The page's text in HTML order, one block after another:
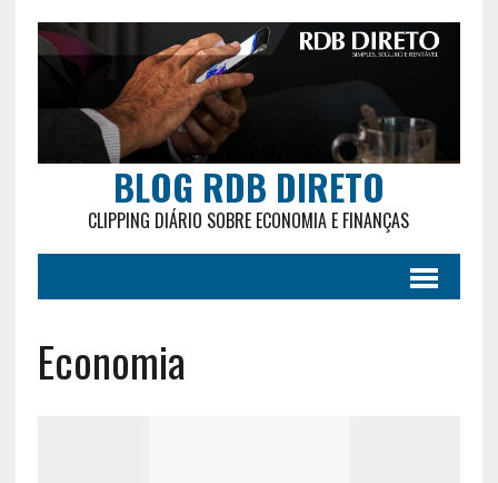
BLOG RDB DIRETO
CLIPPING DIÁRIO SOBRE ECONOMIA E FINANÇAS
Economia